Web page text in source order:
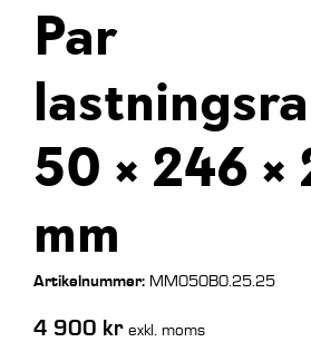
Par
50 × 246 ×
mm
Artikelnummer:MM050B0.25.25
4 900 kr exkl. moms